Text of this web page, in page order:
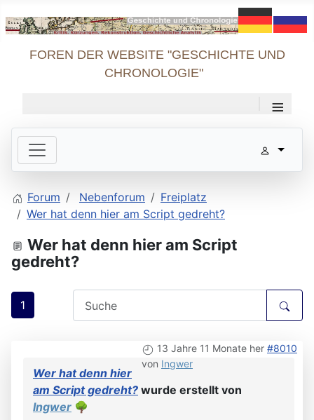
FOREN DER WEBSITE "GESCHICHTE UND
CHRONOLOGIE"
≡
Forum Nebenforum
Freiplatz
Wer hat denn hier am Script gedreht?
Wer hat denn hier am Script
gedreht?
1
13 Jahre 11 Monate her #8010
von Ingwer
Wer hat denn hier
am Script gedreht? wurde erstellt von
Ingwer 🌳